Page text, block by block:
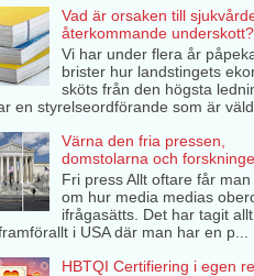
Vad är orsaken till
återkommande underskott?
Vi har under flera år
brister hur landstingets
sköts från den högsta
en styrelseordförande som är
Värna den fria pressen,
domstolarna och
Fri press Allt oftare får man
om hur media medias
ifrågasätts. Det har tagit
i USA där man har en p...
HBTQI Certifiering i egen